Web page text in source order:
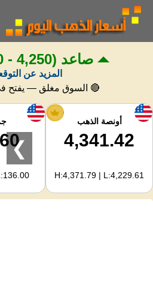
الرئيسية
سعر
اسعار
حاسبة
لمشرفي
صاعد (4,250 - 4,450 USD)
المزيد عن
🔴 السوق مغلق — يفتح
أونصة الذهب
4,341.42
H:4,371.79 | L:4,229.61
❯